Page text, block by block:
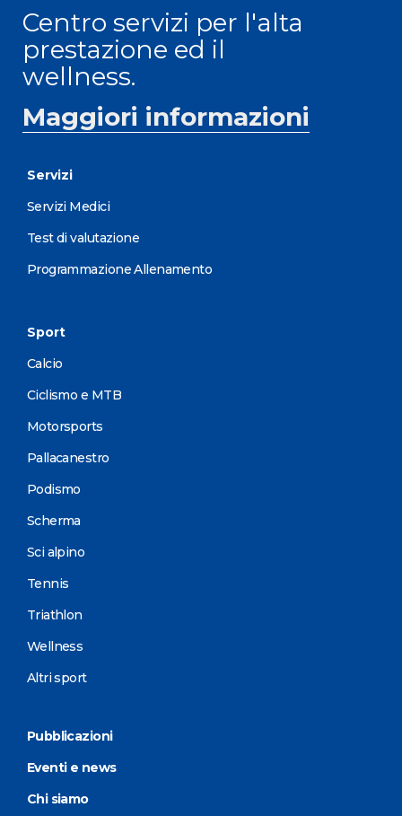
Centro servizi per l'alta
prestazione ed il
wellness.
Maggiori informazioni
Servizi
Servizi Medici
Test di valutazione
Programmazione Allenamento
Sport
Calcio
Ciclismo e MTB
Motorsports
Pallacanestro
Podismo
Scherma
Sci alpino
Tennis
Triathlon
Wellness
Altri sport
Pubblicazioni
Eventi e news
Chi siamo